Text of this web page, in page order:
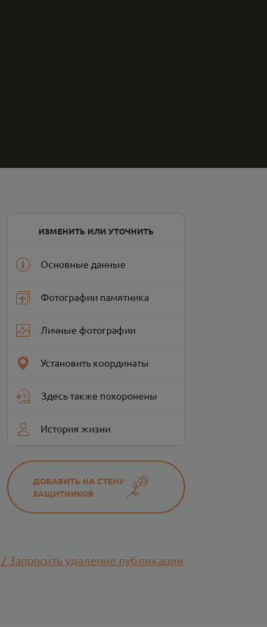
ИЗМЕНИТЬ ИЛИ УТОЧНИТЬ
Основные данные
Фотографии памятника
Личные фотографии
Установить координаты
Здесь также похоронены
История жизни
ДОБАВИТЬ НА СТЕНУ
ЗАЩИТНИКОВ
удаление публикации